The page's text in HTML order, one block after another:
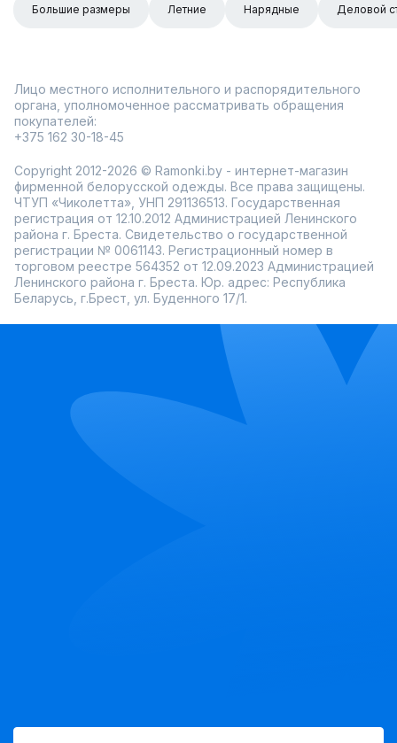
Большие размеры Летние Нарядные Деловой
Лицо местного исполнительного и распорядительного
органа, уполномоченное рассматривать обращения
покупателей:
+375 162 30-18-45
Copyright 2012-2026 © Ramonki.by - интернет-магазин
фирменной белорусской одежды. Все права защищены.
ЧТУП «Чиколетта», УНП 291136513. Государственная
регистрация от 12.10.2012 Администрацией Ленинского
района г. Бреста. Свидетельство о государственной
регистрации № 0061143. Регистрационный номер в
торговом реестре 564352 от 12.09.2023 Администрацией
Ленинского района г. Бреста. Юр. адрес: Республика
Беларусь, г.Брест, ул. Буденного 17/1.